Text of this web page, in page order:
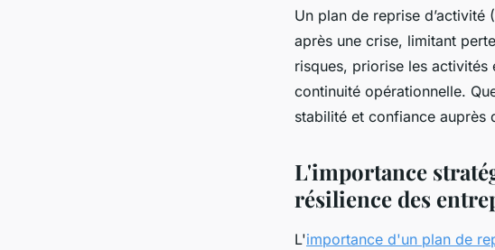
L'importance d'un plan
d'activité pour votre
Un plan de reprise
après une crise, limitant
risques, priorise les
continuité opérationnelle.
stabilité et confiance auprès
L'importance
résilience des
L'importance d'un plan de